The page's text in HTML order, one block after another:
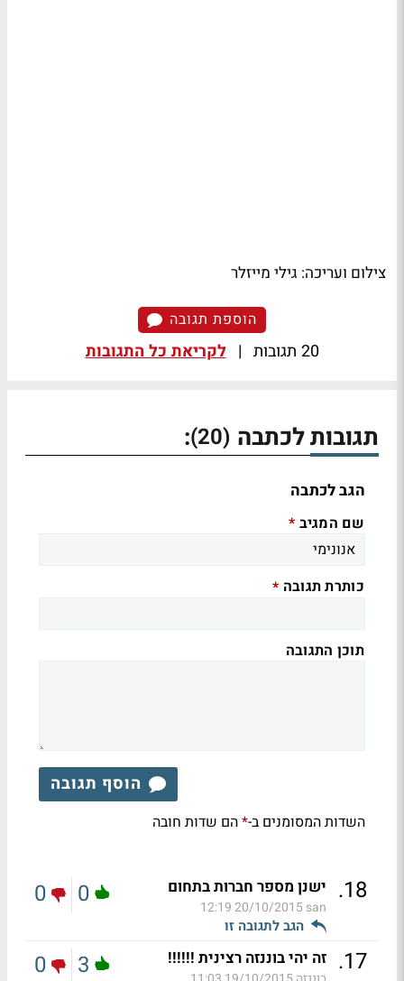
צילום ועריכה: גילי מייזלר
הוספת תגובה
20 תגובות | לקריאת כל התגובות
תגובות לכתבה (20)
:
הגב לכתבה
שם המגיב *
כותרת תגובה *
תוכן התגובה
הוסף תגובה
השדות המסומנים ב-*הם שדות חובה
18
. ישנן מספר חברות בתחום
san
20/10/2015 12:19
הגב לתגובה זו
0
0
17
. זה יהי בוננזה רצינית !!!!!! 3
0